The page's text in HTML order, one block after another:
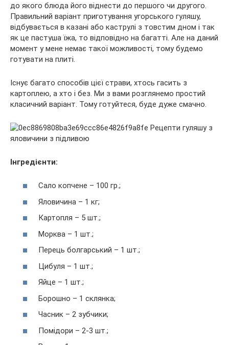
до якого блюда його віднести до першого чи другого.
Правильний варіант приготування угорського гуляшу,
відбувається в казані або каструлі з товстим дном і так
як це пастуша їжа, то відповідно на багатті. Але на даний
момент у мене немає такої можливості, тому будемо
готувати на плиті.
Існує багато способів цієї страви, хтось гасить з
картоплею, а хто і без. Ми з вами розглянемо простий
класичний варіант. Тому готуйтеся, буде дуже смачно.
Інгредієнти:
Сало копчене – 100 гр.;
Яловичина – 1 кг;
Картопля – 5 шт.;
Морква – 1 шт.;
Перець болгарський – 1 шт.;
Цибуля – 1 шт.;
Яйце – 1 шт.;
Борошно – 1 склянка;
Часник – 2 зубчики;
Помідори – 2-3 шт.;